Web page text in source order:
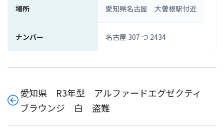
場所 愛知県名古屋 大曽根駅付近
ナンバー 名古屋 307 つ 2434
愛知県 R3年型 アルファードエグゼクティ
ブラウンジ 白 盗難